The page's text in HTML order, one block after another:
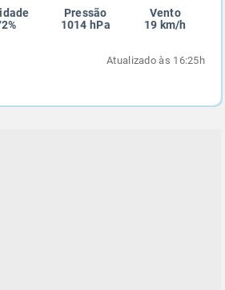
Pressão
1014 hPa
Vento
19 km/h
Atualizado às 16:25h